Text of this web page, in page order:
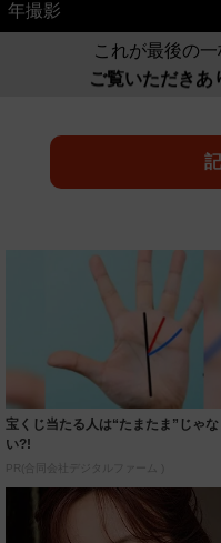
年撮影
これが最後の一
ご覧いただきあ
宝くじ当たる人は“たまたま”じゃな
い?!
PR(合同会社デジタルファーム )